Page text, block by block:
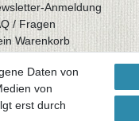
Anmeldung
/ Fragen
Warenkorb
Konto
Daten von
von
erst durch